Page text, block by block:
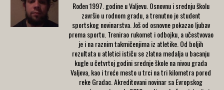
Rođen 1997. godine u Valjevu. Osnovnu i srednju školu
završio u rodnom gradu, a trenutno je student
sportskog novinarstva. Još od osnovne pokazao ljubav
prema sportu. Trenirao rukomet i odbojku, a učestvovao
je i na raznim takmičenjima iz atletike. Od boljih
rezultata u atletici ističu se zlatna medalja u bacanju
kugle u četvrtoj godini srednje škole na nivou grada
Valjeva, kao i treće mesto u trci na tri kilometra pored
reke Gradac. Akreditovani novinar sa Evropskog